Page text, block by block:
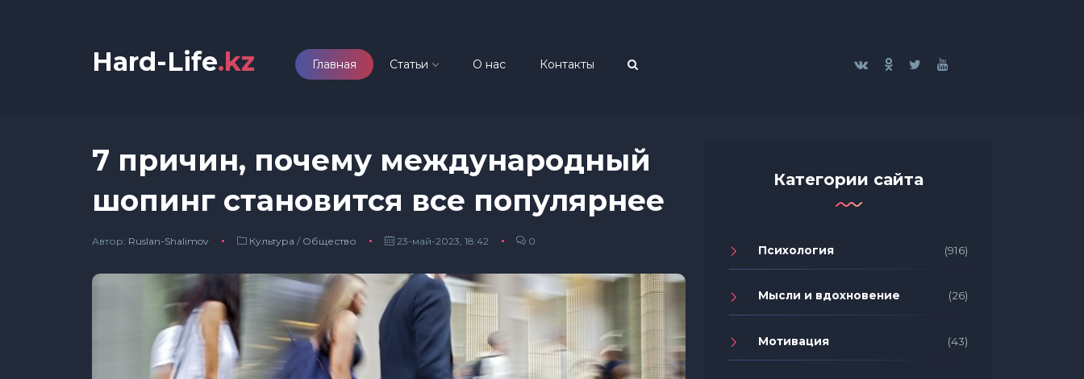
Hard-Life.kz Главная Статьи О нас Контакты
7 причин, почему международный
шопинг становится все популярнее
Автор: Ruslan-Shalimov Культура / Общество 23-май-2023, 18:42 0
Категории сайта
Психология (916)
Мысли и вдохновение (26)
Мотивация (43)